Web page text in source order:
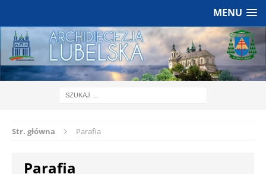
MENU
Str. główna Parafia
Parafia